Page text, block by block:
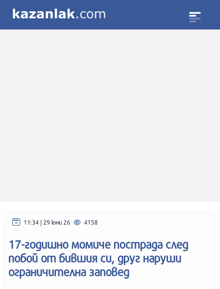
11:34 | 29 юни 26 4158
17-годишно момиче пострада след
побой от бившия си, друг наруши
ограничителна заповед